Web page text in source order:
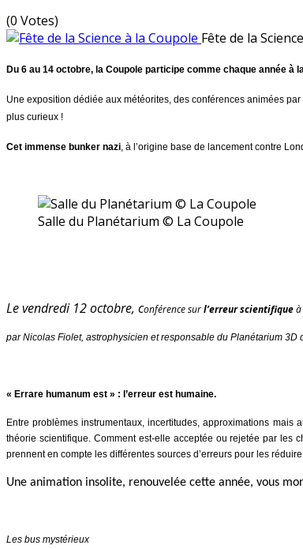
(0 Votes)
Fête de la
Du 6 au 14 octobre, la Coupole participe comme chaque année à
Une exposition dédiée aux météorites, des conférences animées
plus curieux !
Cet immense bunker nazi , à l’origine base de lancement contre
Salle du Planétarium © La Coupole
Le vendredi 12 octobre, conférence surl’erreur scientifique
par Nicolas Fiolet, astrophysicien et responsable du Planétarium 3D
« Errare humanum est » : l’erreur est humaine.
Entre problèmes instrumentaux, incertitudes, approximations
théorie scientifique. Comment est-elle acceptée ou rejetée par les
prennent en compte les différentes sources d’erreurs pour les
Une animation insolite, renouvelée cette année, vous
Les bus mystérieux